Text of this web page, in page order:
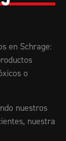
en Schrage:
o
nuestros
nuestra